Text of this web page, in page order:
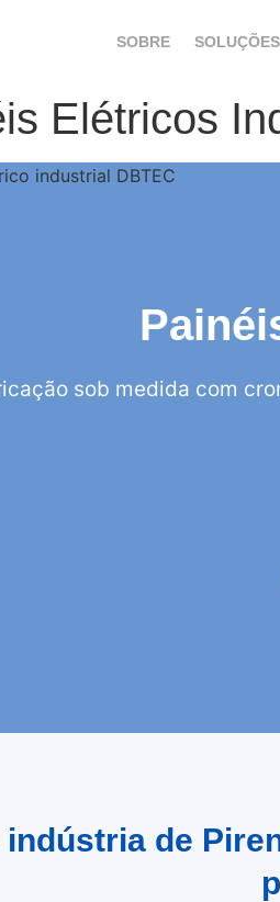
SOBRE SOLUÇÕES
Elétricos
sob medida com
indústria de